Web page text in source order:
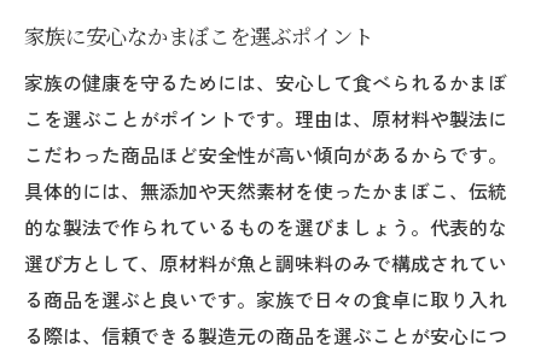
家族に安心なかまぼこを選ぶポイント
家族の健康を守るためには、安心して食べられるかまぼ
こを選ぶことがポイントです。理由は、原材料や製法に
こだわった商品ほど安全性が高い傾向があるからです。
具体的には、無添加や天然素材を使ったかまぼこ、伝統
的な製法で作られているものを選びましょう。代表的な
選び方として、原材料が魚と調味料のみで構成されてい
る商品を選ぶと良いです。家族で日々の食卓に取り入れ
る際は、信頼できる製造元の商品を選ぶことが安心につ